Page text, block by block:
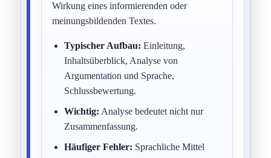
Wirkung eines informierenden oder
meinungsbildenden Textes.
Typischer Aufbau: Einleitung,
Inhaltsüberblick, Analyse von
Argumentation und Sprache,
Schlussbewertung.
Wichtig: Analyse bedeutet nicht nur
Zusammenfassung.
Häufiger Fehler: Sprachliche Mittel